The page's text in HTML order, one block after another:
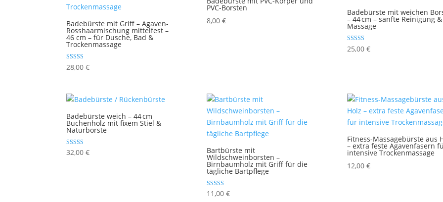
Badebürste mit Griff – Agaven-
Rosshaarmischung mittelfest –
46 cm – für Dusche, Bad &
Trockenmassage
Bewertet mit
5.00
28,00€
PVC-Borsten
8,00 €
Badebürste mit weichen
– 44 cm – sanfte Reinigung &
Massage
Bewertet mit
5.00
25,00 €
Badebürste weich – 44 cm
Buchenholz mit fixem Stiel &
Naturborste
Bewertet mit
5.00
32,00€ Bartbürste mit
Wildschweinborsten –
Birnbaumholz mit Griff für die
tägliche Bartpflege
Bewertet mit
5.00
11,00 €
Fitness-Massagebürste aus
– extra feste Agavenfasern
intensive Trockenmassage
12,00 €